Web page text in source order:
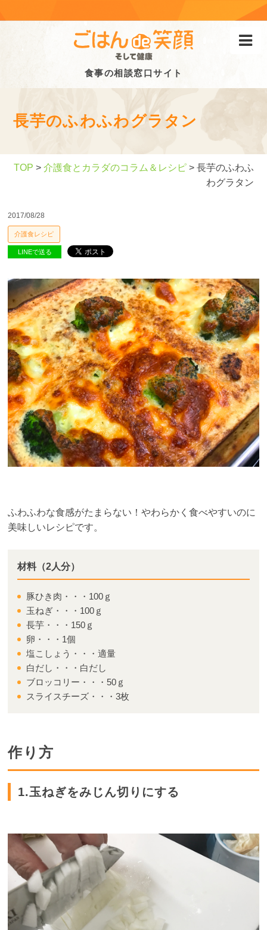
食事の相談窓口サイト
長芋のふわふわグラタン
TOP > 介護食とカラダのコラム＆レシピ> 長芋のふわふ
わグラタン
2017/08/28
介護食レシピ
LINEで送る
ふわふわな食感がたまらない！やわらかく食べやすいのに
美味しいレシピです。
材料（2人分）
豚ひき肉・・・100ｇ
玉ねぎ・・・100ｇ
長芋・・・150ｇ
卵・・・1個
塩こしょう・・・適量
白だし・・・白だし
ブロッコリー・・・50ｇ
スライスチーズ・・・3枚
作り方
1.玉ねぎをみじん切りにする